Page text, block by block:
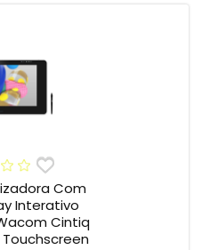
Com
Interativo
Cintiq
Touchscreen